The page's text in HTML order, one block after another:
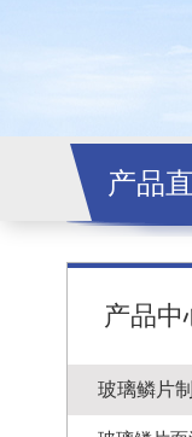
产品
产品
玻璃鳞片